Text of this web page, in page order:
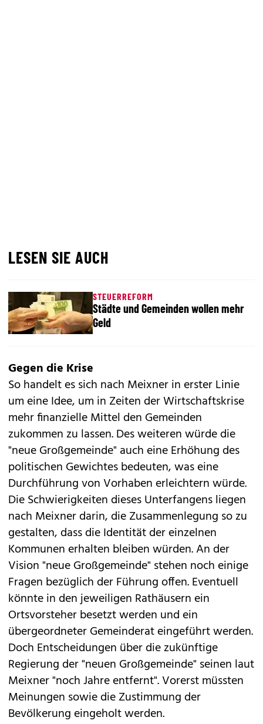
LESEN SIE AUCH
STEUERREFORM
Städte und Gemeinden wollen mehr
Geld
Gegen die Krise
So handelt es sich nach Meixner in erster Linie
um eine Idee, um in Zeiten der Wirtschaftskrise
mehr finanzielle Mittel den Gemeinden
zukommen zu lassen. Des weiteren würde die
"neue Großgemeinde" auch eine Erhöhung des
politischen Gewichtes bedeuten, was eine
Durchführung von Vorhaben erleichtern würde.
Die Schwierigkeiten dieses Unterfangens liegen
nach Meixner darin, die Zusammenlegung so zu
gestalten, dass die Identität der einzelnen
Kommunen erhalten bleiben würden. An der
Vision "neue Großgemeinde" stehen noch einige
Fragen bezüglich der Führung offen. Eventuell
könnte in den jeweiligen Rathäusern ein
Ortsvorsteher besetzt werden und ein
übergeordneter Gemeinderat eingeführt werden.
Doch Entscheidungen über die zukünftige
Regierung der "neuen Großgemeinde" seinen laut
Meixner "noch Jahre entfernt". Vorerst müssten
Meinungen sowie die Zustimmung der
Bevölkerung eingeholt werden.